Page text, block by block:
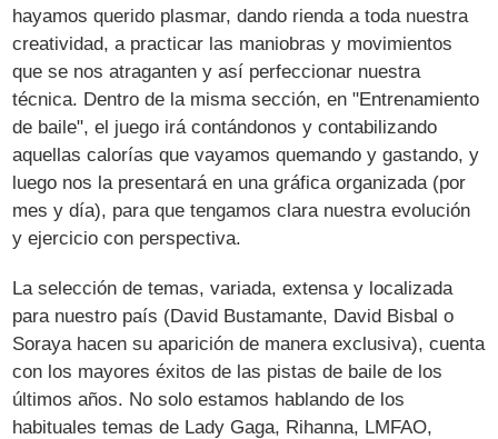
hayamos querido plasmar, dando rienda a toda nuestra
creatividad, a practicar las maniobras y movimientos
que se nos atraganten y así perfeccionar nuestra
técnica. Dentro de la misma sección, en "Entrenamiento
de baile", el juego irá contándonos y contabilizando
aquellas calorías que vayamos quemando y gastando, y
luego nos la presentará en una gráfica organizada (por
mes y día), para que tengamos clara nuestra evolución
y ejercicio con perspectiva.
La selección de temas, variada, extensa y localizada
para nuestro país (David Bustamante, David Bisbal o
Soraya hacen su aparición de manera exclusiva), cuenta
con los mayores éxitos de las pistas de baile de los
últimos años. No solo estamos hablando de los
habituales temas de Lady Gaga, Rihanna, LMFAO,